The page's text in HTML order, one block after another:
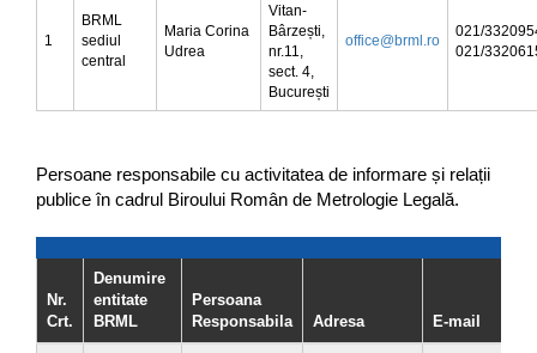
1
BRML
sediul
central
Maria Corina
Udrea
Vitan-
Bârzești,
nr.11,
sect. 4,
București
office@brml.ro
021/
021/
Persoane responsabile cu activitatea de informare și relații
publice în cadrul Biroului Român de Metrologie Legală.
Nr.
Crt.
Denumire
entitate
BRML
Persoana
Responsabila
Adresa E-mail